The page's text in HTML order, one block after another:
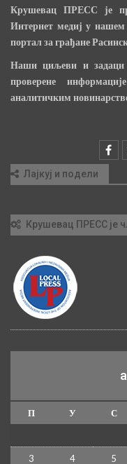
Крушевац ПРЕСС је
Интернет медиј у нашем
портал за грађане
Наши циљеви и задаци
проверене
аналитичким
Лајкуј и подели
Крушевац ПРЕСС је
П У С
3 4 5